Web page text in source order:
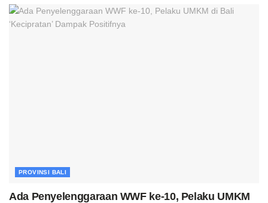
PROVINSI BALI
Ada Penyelenggaraan WWF ke-10, Pelaku UMKM